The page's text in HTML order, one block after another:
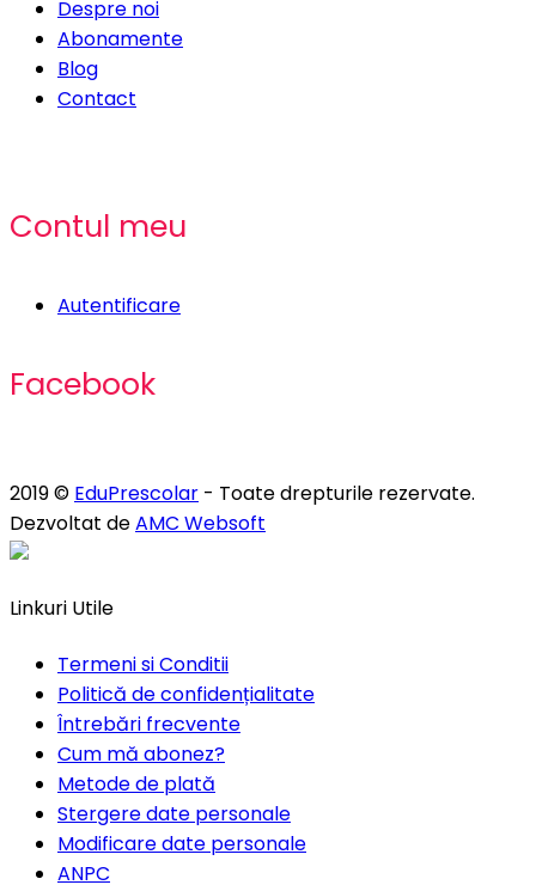
Despre noi
Abonamente
Blog
Contact
Contul meu
Autentificare
Facebook
2019 © EduPrescolar - Toate drepturile rezervate.
Dezvoltat deAMC Websoft
Linkuri Utile
Termeni si Conditii
Politică de confidențialitate
Întrebări frecvente
Cum mă abonez?
Metode de plată
Stergere date personale
Modificare date personale
ANPC